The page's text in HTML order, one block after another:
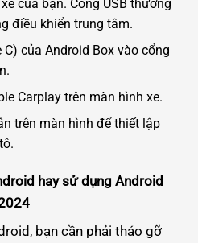
xe của bạn. Cổng USB thường
điều khiển trung tâm.
C) của Android Box vào cổng
Carplay trên màn hình xe.
trên màn hình để thiết lập
hay sử dụng Android
bạn cần phải tháo gỡ